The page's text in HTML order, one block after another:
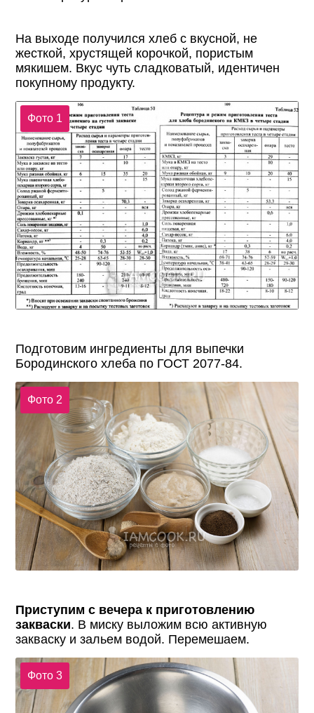
На выходе получился хлеб с вкусной, не
жесткой, хрустящей корочкой, пористым
мякишем. Вкус чуть сладковатый, идентичен
покупному продукту.
Фото 1
Подготовим ингредиенты для выпечки
Бородинского хлеба по ГОСТ 2077-84.
Фото 2
Приступим с вечера к приготовлению
закваски. В миску выложим всю активную
закваску и зальем водой. Перемешаем.
Фото 3